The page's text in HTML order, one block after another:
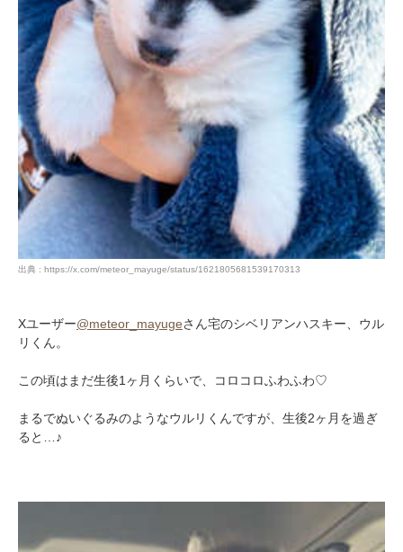
出典 : https://x.com/meteor_mayuge/status/1621805681539170313
Xユーザー@meteor_mayugeさん宅のシベリアンハスキー、ウル
リくん。
この頃はまだ生後1ヶ月くらいで、コロコロふわふわ♡
まるでぬいぐるみのようなウルリくんですが、生後2ヶ月を過ぎ
ると…♪